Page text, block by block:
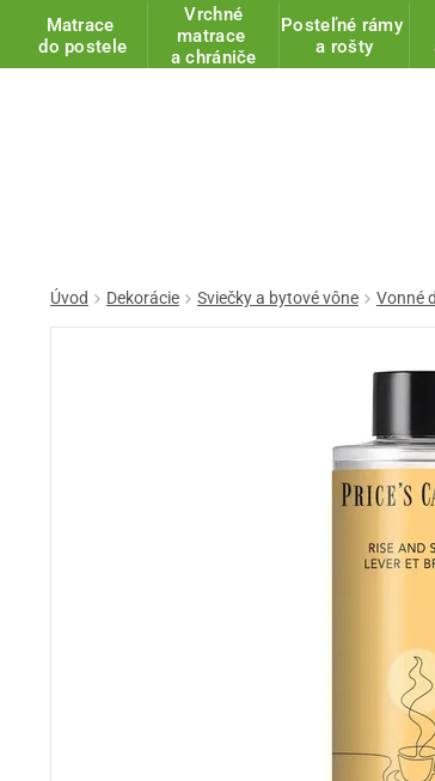
Matrace
do postele
Vrchné
matrace
a chrániče
Posteľné rámy
a rošty
Úvod Dekorácie Sviečky a bytové vône Vonné